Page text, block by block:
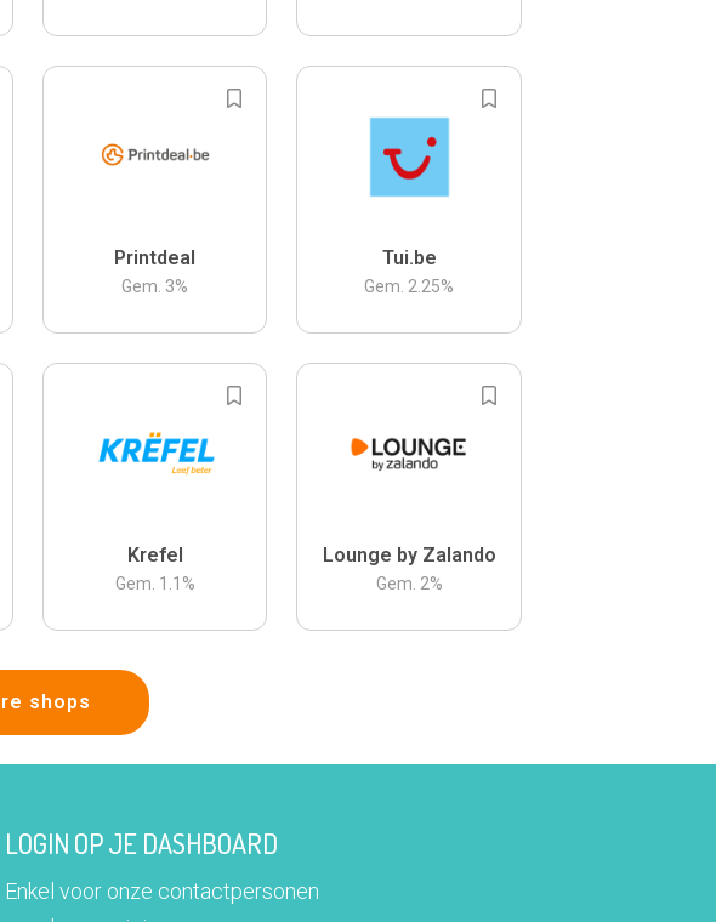
Printdeal
Gem. 3%
Tui.be
Gem. 2.25%
Krefel
Gem. 1.1 %
Lounge by Zalando
Gem. 2%
shops
LOGIN OP JE DASHBOARD
Enkel voor onze contactpersonen